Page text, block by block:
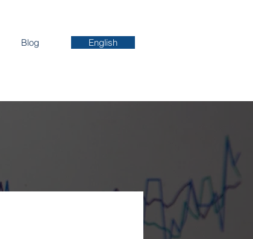
Blog English